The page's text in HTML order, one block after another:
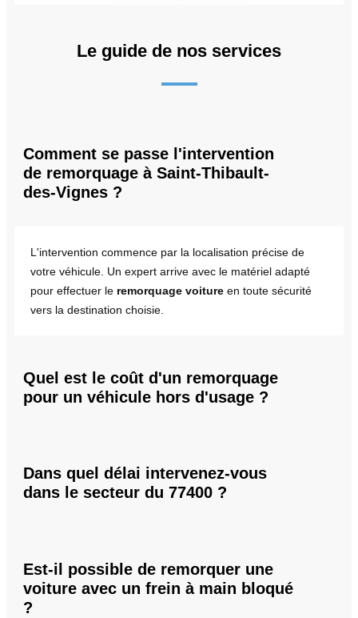
Le guide de nos services
Comment se passe l'intervention
de remorquage à Saint-Thibault-
des-Vignes ?
L'intervention commence par la localisation précise de
votre véhicule. Un expert arrive avec le matériel adapté
pour effectuer le remorquage voiture en toute sécurité
vers la destination choisie.
Quel est le coût d'un remorquage
pour un véhicule hors d'usage ?
Dans quel délai intervenez-vous
dans le secteur du 77400 ?
Est-il possible de remorquer une
voiture avec un frein à main bloqué
?